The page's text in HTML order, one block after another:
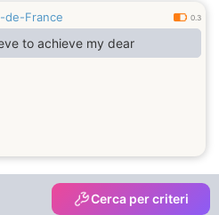
de-France 0.3
to achieve my dear
Cerca per criteri